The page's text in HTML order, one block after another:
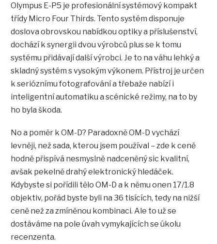
Olympus E-P5 je profesionální systémový kompakt
třídy Micro Four Thirds. Tento systém disponuje
doslova obrovskou nabídkou optiky a příslušenství,
dochází k synergii dvou výrobců plus se k tomu
systému přidávají další výrobci. Je to na váhu lehký a
skladný systém s vysokým výkonem. Přístroj je určen
k serióznímu fotografování a třebaže nabízí i
inteligentní automatiku a scénické režimy, na to by
ho byla škoda.
No a poměr k OM-D? Paradoxně OM-D vychází
levněji, než sada, kterou jsem používal – zde k ceně
hodně přispívá nesmyslně nadceněný sic kvalitní,
avšak pekelně drahý elektronický hledáček.
Kdybyste si pořídili tělo OM-D a k němu onen 17/1.8
objektiv, pořád byste byli na 36 tisících, tedy na nižší
ceně než za zmíněnou kombinaci. Ale to už se
dostáváme na pole úvah vymykajících se úkolu
recenzenta.